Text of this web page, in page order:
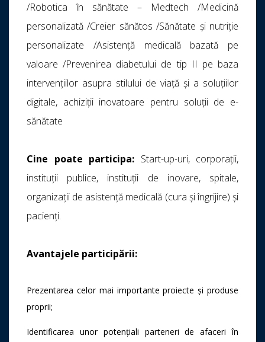
/Robotica în sănătate – Medtech /Medicină
personalizată /Creier sănătos /Sănătate și nutriție
personalizate /Asistență medicală bazată pe
valoare /Prevenirea diabetului de tip II pe baza
intervențiilor asupra stilului de viață și a soluțiilor
digitale, achiziții inovatoare pentru soluții de e-
sănătate
Cine poate participa: Start-up-uri, corporații,
instituții publice, instituții de inovare, spitale,
organizații de asistență medicală (cura și îngrijire) și
pacienți.
Avantajele participării:
Prezentarea celor mai importante proiecte și produse
proprii;
Identificarea unor potențiali parteneri de afaceri în